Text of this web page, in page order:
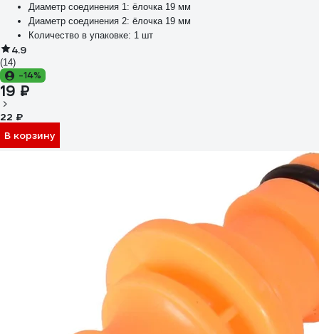
Диаметр соединения 1: ёлочка 19 мм
Диаметр соединения 2: ёлочка 19 мм
Количество в упаковке: 1 шт
4.9
(14)
-14%
19 ₽
22 ₽
В корзину